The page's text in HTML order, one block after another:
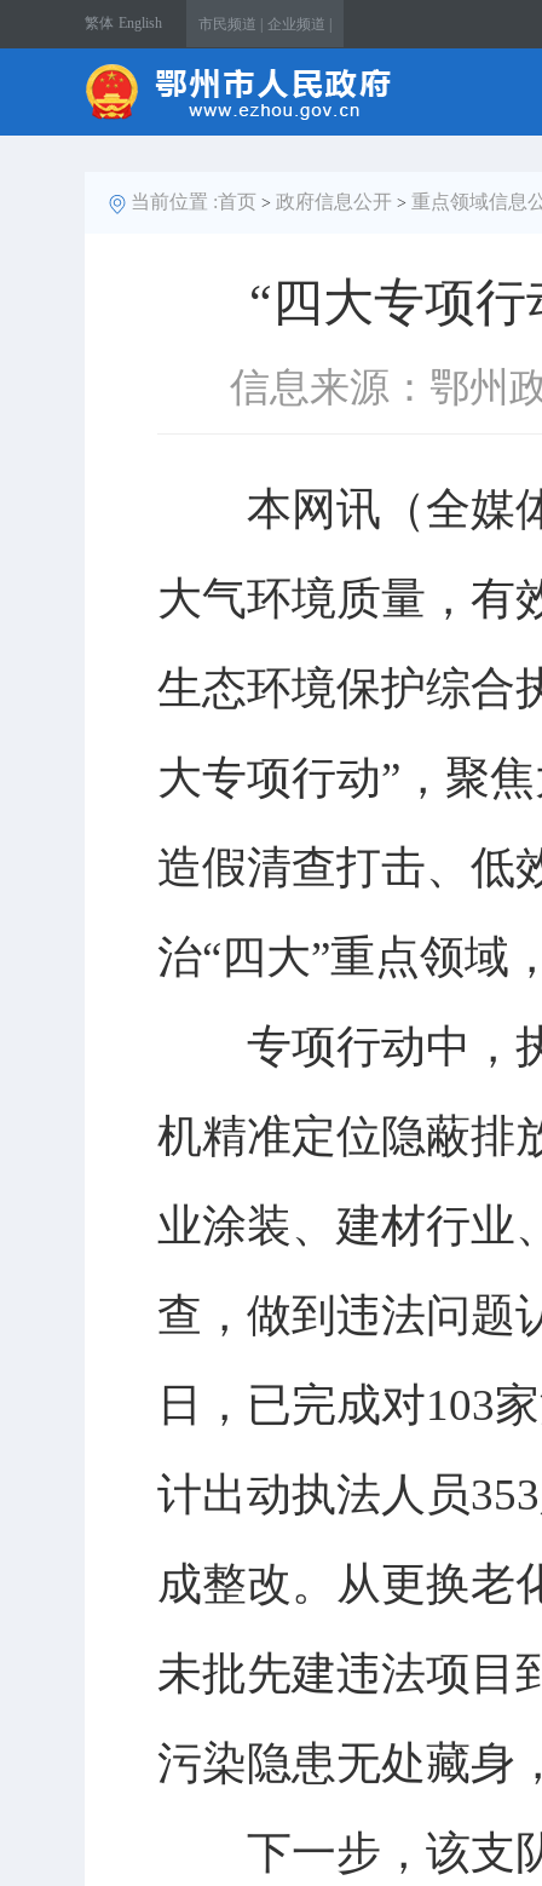
繁体 English 市民频道 | 企业频道 |
当前位置 :首页 > 政府信息公开 > 重点领域信息
“四大专项
信息来源：鄂州
本网讯（全媒体
大气环境质量，有
生态环境保护综合
大专项行动”，聚
造假清查打击、低
治“四大”重点领域
专项行动中，执
机精准定位隐蔽排
业涂装、建材行业
查，做到违法问题
日，已完成对103
计出动执法人员
成整改。从更换老
未批先建违法项目
污染隐患无处藏身
下一步，该支队